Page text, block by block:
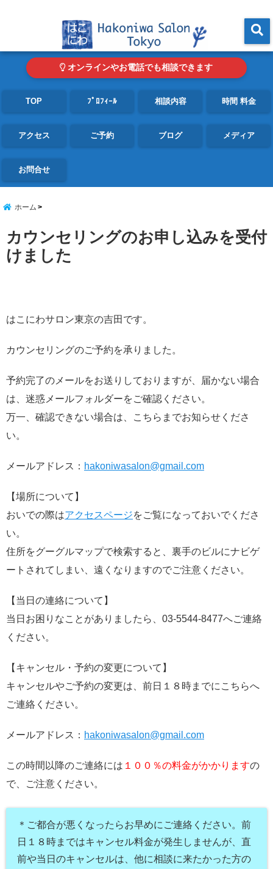
オンラインやお電話でも相談できます
TOP ﾌﾟﾛﾌｨｰﾙ 相談内容 時間 料金
アクセス ご予約 ブログ メディア
お問合せ
ホーム
カウンセリングのお申し込みを受付
けました
はこにわサロン東京の吉田です。
カウンセリングのご予約を承りました。
予約完了のメールをお送りしておりますが、届かない場合
は、迷惑メールフォルダーをご確認ください。
万一、確認できない場合は、こちらまでお知らせくださ
い。
メールアドレス： hakoniwasalon@gmail.com
【場所について】
おいでの際はアクセスページをご覧になっておいでくださ
い。
住所をグーグルマップで検索すると、裏手のビルにナビゲ
ートされてしまい、遠くなりますのでご注意ください。
【当日の連絡について】
当日お困りなことがありましたら、03-5544-8477へご連絡
ください。
【キャンセル・予約の変更について】
キャンセルやご予約の変更は、前日１８時までにこちらへ
ご連絡ください。
メールアドレス： hakoniwasalon@gmail.com
この時間以降のご連絡には １００％の料金がかかりますの
で、ご注意ください。
＊ご都合が悪くなったらお早めにご連絡ください。前
日１８時まではキャンセル料金が発生しませんが、直
前や当日のキャンセルは、他に相談に来たかった方の